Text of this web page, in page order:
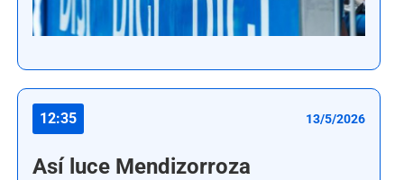
12:35 13/5/2026
Así luce Mendizorroza